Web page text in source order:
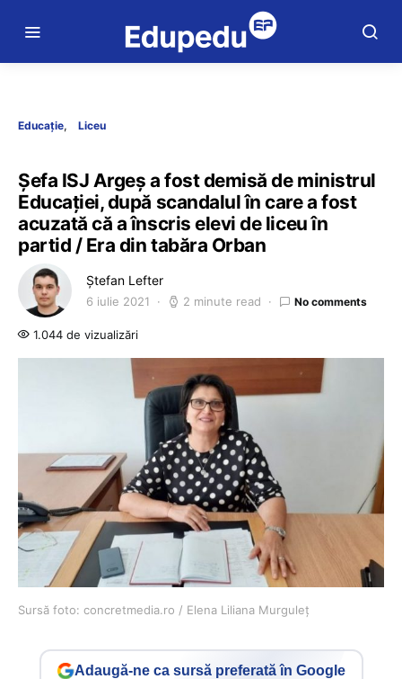
Educație Liceu
Șefa ISJ Argeș a fost demisă de ministrul
Educației, după scandalul în care a fost
acuzată că a înscris elevi de liceu în
partid / Era din tabăra Orban
Ștefan Lefter
6 iulie 2021 2 minute read No comments
1.044 de vizualizări
Sursă foto: concretmedia.ro / Elena Liliana Murguleț
Adaugă-ne ca sursă preferată în Google